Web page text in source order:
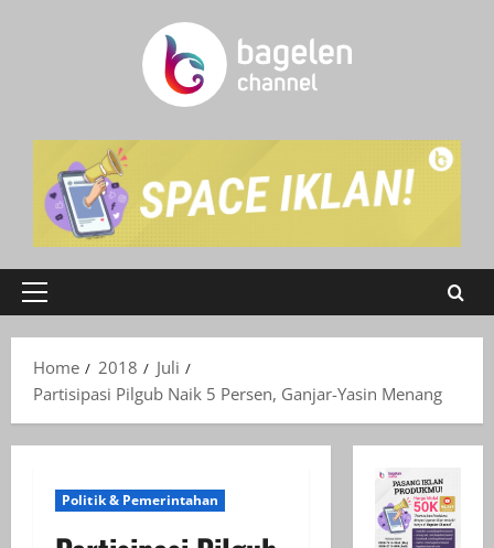
Primary
Home
2018
Juli
Partisipasi Pilgub Naik 5 Persen, Ganjar-Yasin Menang
Politik & Pemerintahan